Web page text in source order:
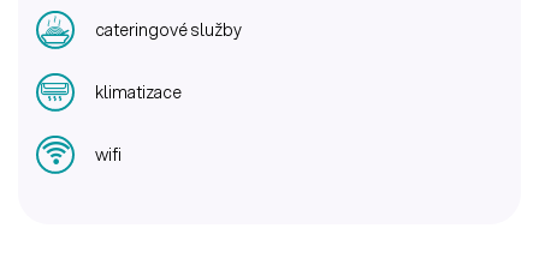
cateringové služby
klimatizace
wifi